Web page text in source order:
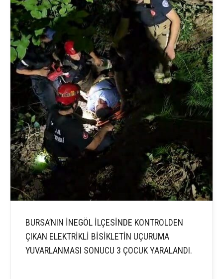
BURSA’NIN İNEGÖL İLÇESİNDE KONTROLDEN
ÇIKAN ELEKTRİKLİ BİSİKLETİN UÇURUMA
YUVARLANMASI SONUCU 3 ÇOCUK YARALANDI.